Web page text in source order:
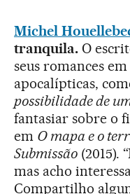
Michel
tranquila.O
seus romances
apocalípticas,
possibilidade de
fantasiar sobre o
em O mapa e o
Submissão(2015).
mas acho
Compartilho